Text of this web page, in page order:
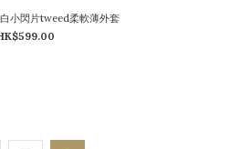
小閃片tweed柔軟薄外套